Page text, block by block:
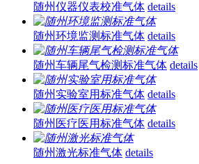
随州仪器仪表校准气体 details
随州环境监测标准气体 details
随州车辆尾气检测标准气体 details
随州实验室用标准气体 details
随州医疗医用标准气体 details
随州激光标准气体 details